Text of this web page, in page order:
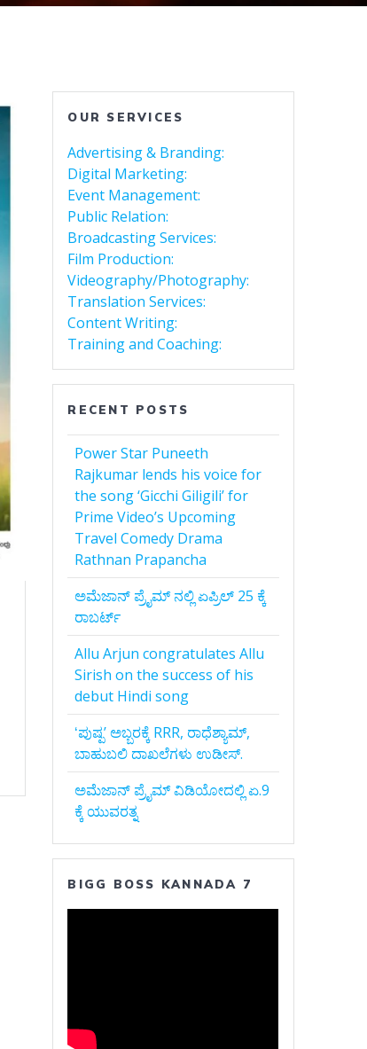
OUR SERVICES
Advertising & Branding:
Digital Marketing:
Event Management:
Public Relation:
Broadcasting Services:
Film Production:
Videography/Photography:
Translation Services:
Content Writing:
Training and Coaching:
RECENT POSTS
Power Star Puneeth
Rajkumar lends his voice for
the song ‘Gicchi Giligili’ for
Prime Video’s Upcoming
Travel Comedy Drama
Rathnan Prapancha
ಅಮೆಜಾನ್‌ ಪ್ರೈಮ್‌ ನಲ್ಲಿ ಏಪ್ರಿಲ್‌ 25 ಕ್ಕೆ
ರಾಬರ್ಟ್‌
Allu Arjun congratulates Allu
Sirish on the success of his
debut Hindi song
ʻಪುಷ್ಪʼ ಅಬ್ಬರಕ್ಕೆ RRR, ರಾಧೆಶ್ಯಾಮ್,
ಬಾಹುಬಲಿ ದಾಖಲೆಗಳು ಉಡೀಸ್.
ಅಮೆಜಾನ್‌ ಪ್ರೈಮ್‌ ವಿಡಿಯೋದಲ್ಲಿ ಏ.9
ಕ್ಕೆ ಯುವರತ್ನ
BIGG BOSS KANNADA 7